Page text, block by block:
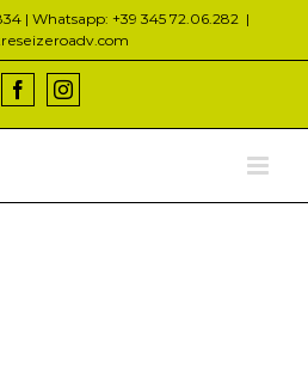
| Whatsapp: +39 345 72.06.282 |
FacebookInstagram